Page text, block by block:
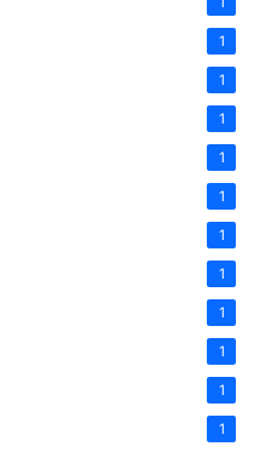
1
1
1
1
1
1
1
1
1
1
1